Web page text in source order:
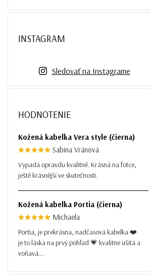
INSTAGRAM
Sledovať na Instagrame
HODNOTENIE
Kožená kabelka Vera style (čierna)
Sabina Vránová
Vypadá opravdu kvalitně. Krásná na fotce,
ještě krásnější ve skutečnosti.
Kožená kabelka Portia (čierna)
Michaela
Portia, je prekrásna, nadčasová kabelka ❤️
je to láska na prvý pohľad 💗 kvalitne ušitá a
voňavá....